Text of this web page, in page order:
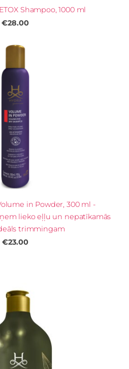
Shampoo, 1000 ml
€28.00
in Powder, 300 ml -
lieko eļļu un nepatīkamās
trimmingam
€23.00